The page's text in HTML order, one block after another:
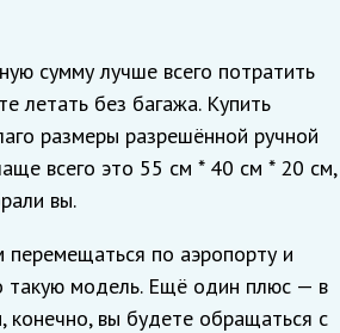
сумму лучше всего потратить
летать без багажа. Купить
размеры разрешённой ручной
всего это 55 см * 40 см * 20 см,
вы.
по аэропорту и
такую модель. Ещё один плюс — в
вы будете обращаться с